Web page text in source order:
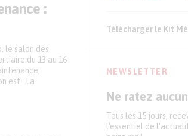
:
le salon des
du 13 au 16
est : La
Télécharger le Kit
NEWSLETTER
Ne ratez
Tous les 15 jours,
l'essentiel de